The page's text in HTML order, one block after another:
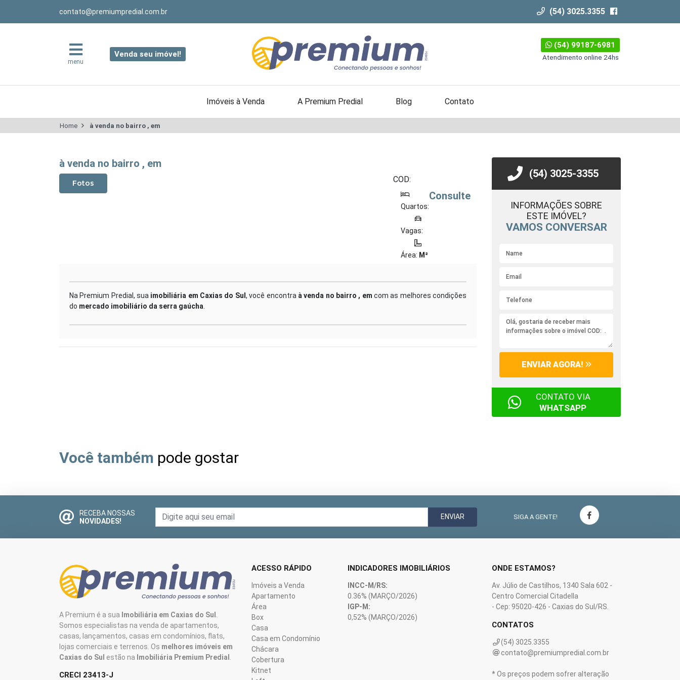
contato@premiumpredial.com.br (54) 3025.3355
menu
Venda seu imóvel!
(54) 99187-6981
Atendimento online 24hs
Imóveis à Venda A Premium Predial Blog Contato
Home à venda no bairro , em
à venda no bairro , em
Fotos COD:
Quartos:
Vagas:
Área: M²
Consulte
Na Premium Predial, sua imobiliária em Caxias do Sul , você encontra à venda no bairro , em com as melhores condições
do mercado imobiliário da serra gaúcha.
(54) 3025-3355
INFORMAÇÕES SOBRE
ESTE IMÓVEL?
VAMOS CONVERSAR
ENVIAR AGORA!
CONTATO VIA
WHATSAPP
Você também pode gostar
RECEBA NOSSAS
NOVIDADES!
ENVIAR SIGA A GENTE!
A Premium é a sua Imobiliária em Caxias do Sul
Somos especialistas na venda de apartamentos,
casas, lançamentos, casas em condomínios, flats,
lojas comerciais e terrenos. Os melhores imóveis em
Caxias do Sul estão na Imobiliária Premium Predial
CRECI 23413-J
ACESSO RÁPIDO
Imóveis a Venda
Apartamento
Área
Box
Casa
Casa em Condomínio
Chácara
Cobertura
Kitnet
INDICADORES IMOBILIÁRIOS
INCC-M/RS:
0.36% (MARÇO/2026)
IGP-M:
0,52% (MARÇO/2026)
ONDE ESTAMOS?
Av. Júlio de Castilhos, 1340 Sala 602 -
Centro Comercial Citadella
- Cep: 95020-426 - Caxias do Sul/RS.
CONTATOS
(54) 3025.3355
contato@premiumpredial.com.br
* Os preços podem sofrer alteração